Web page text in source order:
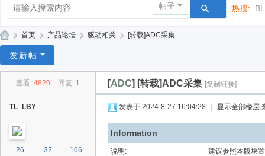
帖子 热搜:
凌
» 首页 › 产品论坛 › 驱动相关 › [转载]ADC采集
发新帖
查看: 4820 回复: 1 [ADC] [转载]ADC采集 [复制链接]
TL_LBY
26
32
166
发表于 2024-8-27 16:04:28 显示全部楼层
Information
说明: 建议参照本版块